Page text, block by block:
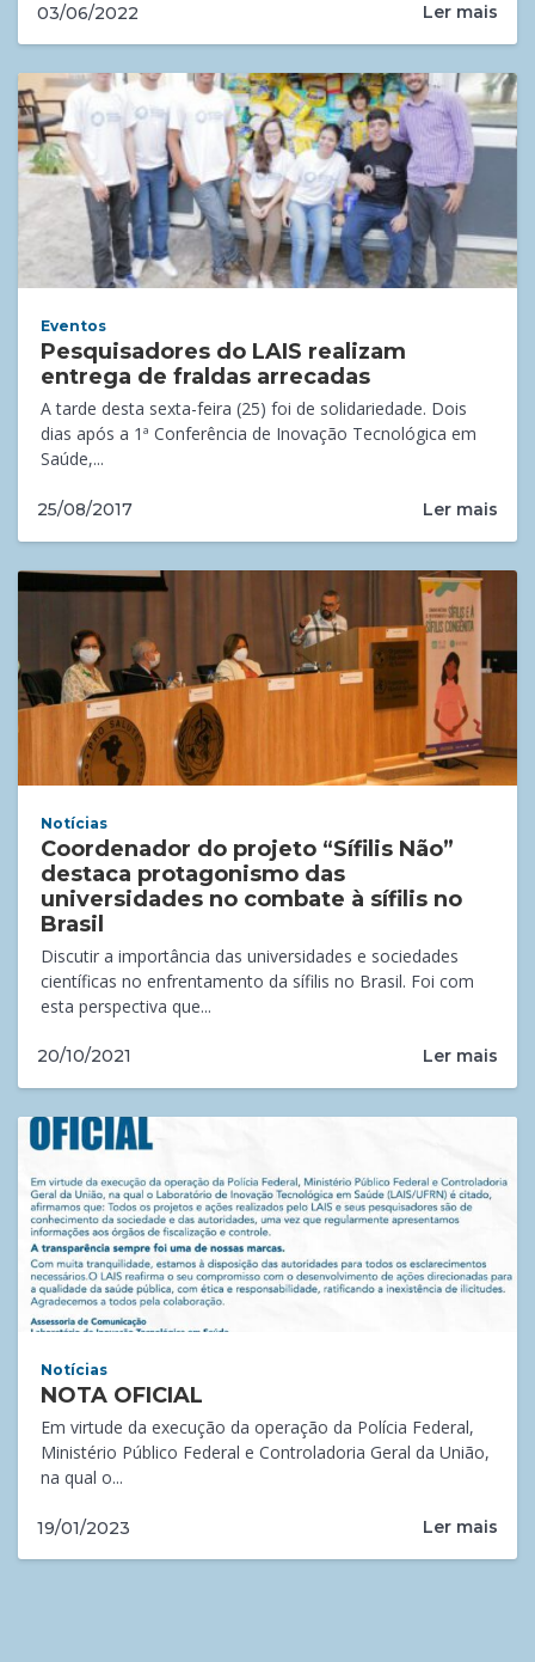
03/06/2022 Ler mais
Eventos
Pesquisadores do LAIS realizam
entrega de fraldas arrecadas
A tarde desta sexta-feira (25) foi de solidariedade. Dois
dias após a 1ª Conferência de Inovação Tecnológica em
Saúde,...
25/08/2017 Ler mais
Notícias
Coordenador do projeto “Sífilis Não”
destaca protagonismo das
universidades no combate à sífilis no
Brasil
Discutir a importância das universidades e sociedades
científicas no enfrentamento da sífilis no Brasil. Foi com
esta perspectiva que...
20/10/2021 Ler mais
Notícias
NOTA OFICIAL
Em virtude da execução da operação da Polícia Federal,
Ministério Público Federal e Controladoria Geral da União,
na qual o...
19/01/2023 Ler mais